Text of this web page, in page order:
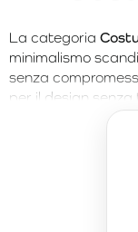
La categoria
minimalismo
senza
per il design
materiali e la
progettato per
movimento e
giornate estive
I costumi da
vacanze al mare,